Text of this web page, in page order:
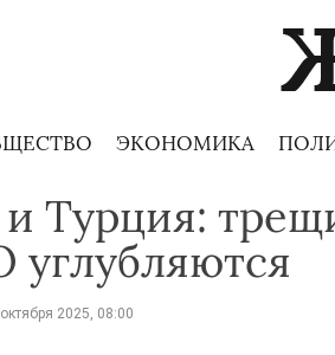
ЭКОНОМИКА
Турция:
2025, 08:00